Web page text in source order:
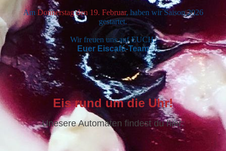
Am Donnerstag den 19. Februar, haben wir Saison 2026
gestartet.
Wir freuen uns auf EUCH.
Euer Eiscafé-Team
Eis rund um die Uhr!
Unesere Automaten findest du hier: